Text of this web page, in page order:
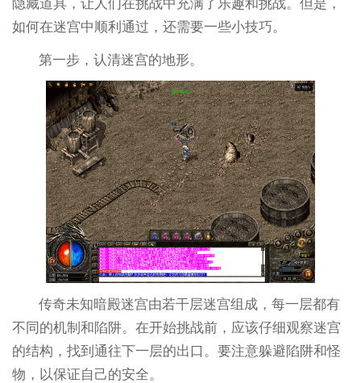
隐藏道具，让人们在挑战中充满了乐趣和挑战。但是，
如何在迷宫中顺利通过，还需要一些小技巧。
第一步，认清迷宫的地形。
传奇未知暗殿迷宫由若干层迷宫组成，每一层都有
不同的机制和陷阱。在开始挑战前，应该仔细观察迷宫
的结构，找到通往下一层的出口。要注意躲避陷阱和怪
物，以保证自己的安全。